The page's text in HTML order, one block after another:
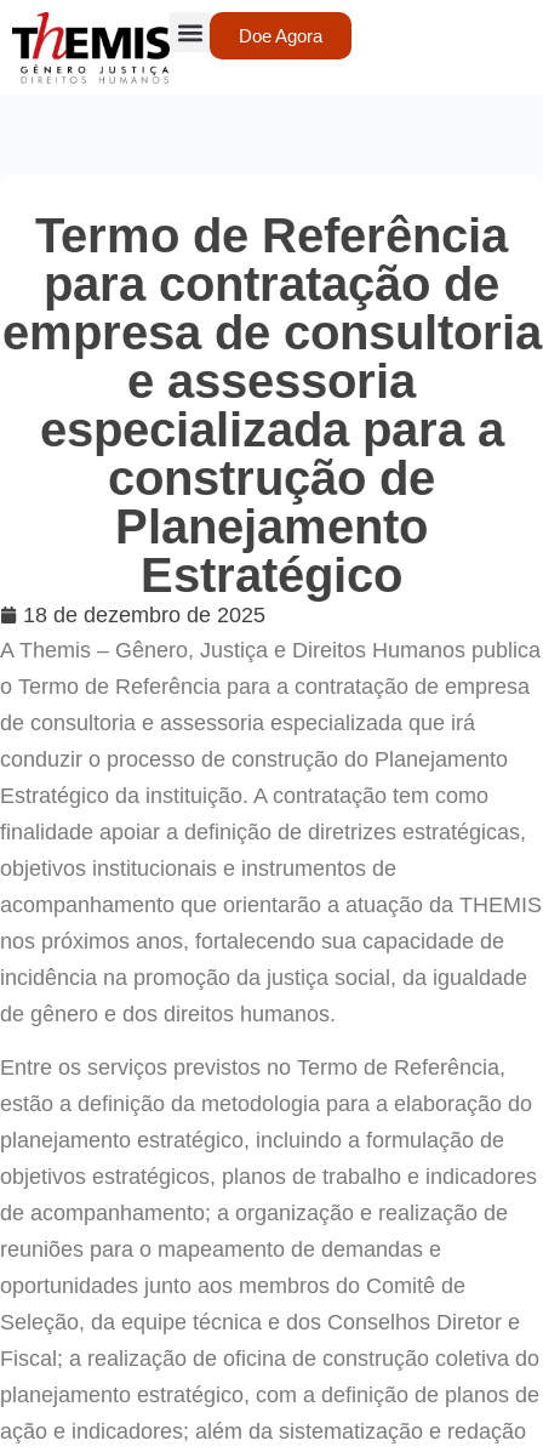
Doe Agora
Termo de Referência
para contratação de
empresa de consultoria
e assessoria
especializada para a
construção de
Planejamento
Estratégico
18 de dezembro de 2025
A Themis – Gênero, Justiça e Direitos Humanos publica
o Termo de Referência para a contratação de empresa
de consultoria e assessoria especializada que irá
conduzir o processo de construção do Planejamento
Estratégico da instituição. A contratação tem como
finalidade apoiar a definição de diretrizes estratégicas,
objetivos institucionais e instrumentos de
acompanhamento que orientarão a atuação da THEMIS
nos próximos anos, fortalecendo sua capacidade de
incidência na promoção da justiça social, da igualdade
de gênero e dos direitos humanos.
Entre os serviços previstos no Termo de Referência,
estão a definição da metodologia para a elaboração do
planejamento estratégico, incluindo a formulação de
objetivos estratégicos, planos de trabalho e indicadores
de acompanhamento; a organização e realização de
reuniões para o mapeamento de demandas e
oportunidades junto aos membros do Comitê de
Seleção, da equipe técnica e dos Conselhos Diretor e
Fiscal; a realização de oficina de construção coletiva do
planejamento estratégico, com a definição de planos de
ação e indicadores; além da sistematização e redação